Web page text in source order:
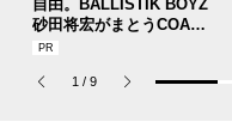
自由。BALLISTIK BOYZ
砂田将宏がまとうCOACH
の新作フレグランス「コ
パルファム」
1 / 9